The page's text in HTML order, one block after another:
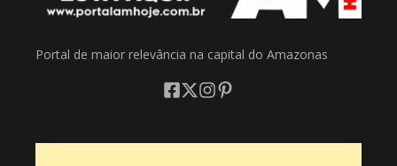
Portal de maior relevância na capital do Amazonas